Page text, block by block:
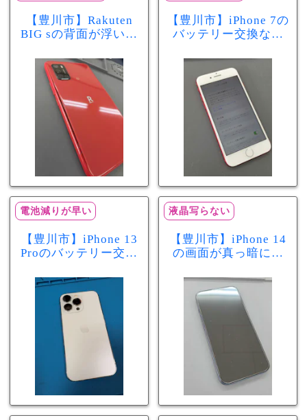
【豊川市】Rakuten
BIG sの背面が浮いて
リー膨張のサインか
もしれません！バッ
テリー交換修理事例
【豊川市】iPhone 7の
バッテリー交換なら
最大容量70％で電池
の減りが早い症状も
当日60分で改善
電池減りが早い
【豊川市】iPhone 13
Proのバッテリー交換
が早い症状も当日90
分で改善
液晶写らない
【豊川市】iPhone 14
の画面が真っ暗に…
修理！データそのま
まで復旧しました